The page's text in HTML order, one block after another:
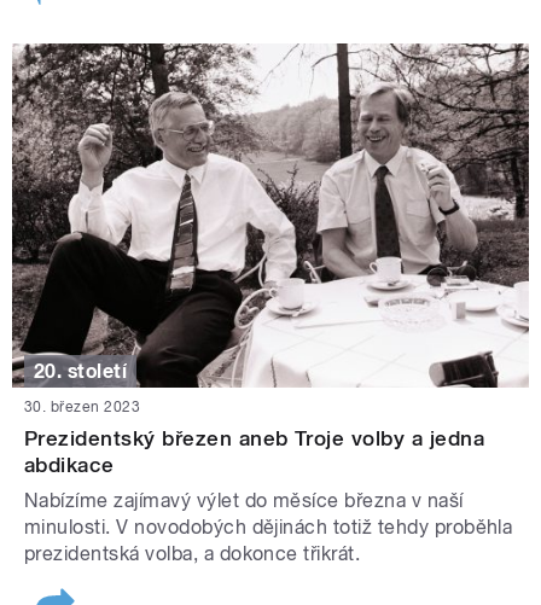
20. století
30. březen 2023
Prezidentský březen aneb Troje volby a jedna
abdikace
Nabízíme zajímavý výlet do měsíce března v naší
minulosti. V novodobých dějinách totiž tehdy proběhla
prezidentská volba, a dokonce třikrát.